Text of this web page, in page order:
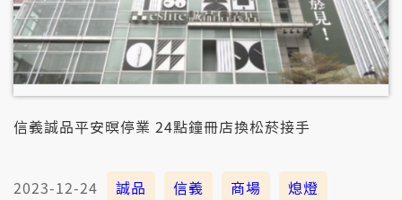
信義誠品平安暝停業 24點鐘冊店換松菸接手
2023-12-24 誠品 信義 商場 熄燈